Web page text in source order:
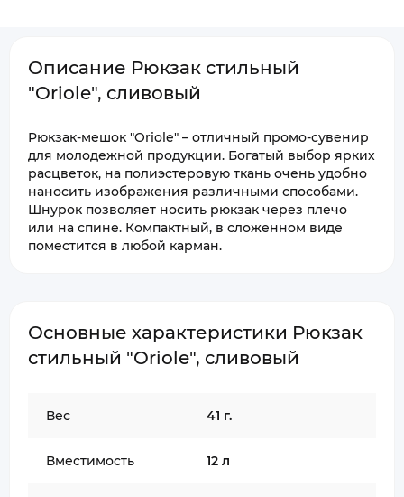
Описание Рюкзак стильный
"Oriole", сливовый
Рюкзак-мешок "Oriole" – отличный промо-сувенир
для молодежной продукции. Богатый выбор ярких
расцветок, на полиэстеровую ткань очень удобно
наносить изображения различными способами.
Шнурок позволяет носить рюкзак через плечо
или на спине. Компактный, в сложенном виде
поместится в любой карман.
Основные характеристики Рюкзак
стильный "Oriole", сливовый
Вес 41 г.
Вместимость 12 л